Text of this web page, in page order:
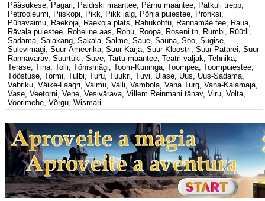
Pääsukese, Pagari, Paldiski maantee, Pärnu maantee, Patkuli trepp,
Petrooleumi, Piiskopi, Pikk, Pikk jalg, Põhja puiestee, Pronksi,
Pühavaimu, Raekoja, Raekoja plats, Rahukohtu, Rannamäe tee, Raua,
Rävala puiestee, Roheline aas, Rohu, Roopa, Roseni tn, Rumbi, Rüütli,
Sadama, Saiakang, Sakala, Salme, Saue, Sauna, Soo, Sügise,
Sulevimägi, Suur-Ameerika, Suur-Karja, Suur-Kloostri, Suur-Patarei, Suur-
Rannavärav, Suurtüki, Suve, Tartu maantee, Teatri väljak, Tehnika,
Terase, Tina, Tolli, Tõnismägi, Toom-Kuninga, Toompea, Toompuiestee,
Tööstuse, Tormi, Tulbi, Turu, Tuukri, Tuvi, Ülase, Uus, Uus-Sadama,
Vabriku, Väike-Laagri, Vaimu, Valli, Vambola, Vana Turg, Vana-Kalamaja,
Vase, Veetorni, Vene, Vesivärava, Villem Reinmani tänav, Viru, Volta,
Voorimehe, Võrgu, Wismari